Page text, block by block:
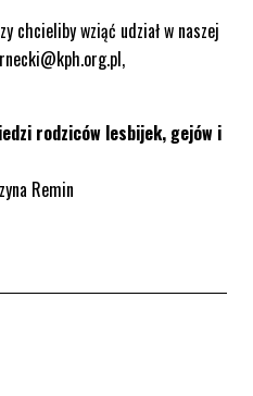
chcieliby wziąć udział w naszej
,
rodziców lesbijek, gejów i
Remin